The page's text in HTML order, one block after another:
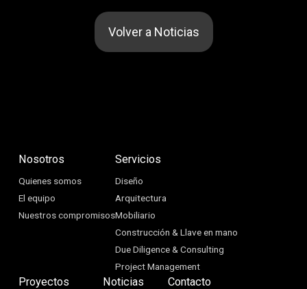
Volver a Noticias
Nosotros
Quienes somos
El equipo
Nuestros compromisos
Servicios
Diseño
Arquitectura
Mobiliario
Construcción & Llave en mano
Due Diligence & Consulting
Project Management
Proyectos Noticias Contacto